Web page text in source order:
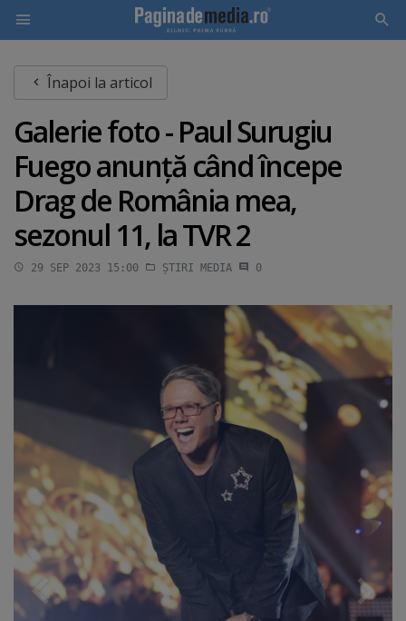
main
content
Înapoi la articol
Galerie foto - Paul Surugiu
Fuego anunţă când începe
Drag de România mea,
sezonul 11, la TVR 2
29 SEP 2023 15:00 ȘTIRI MEDIA 0